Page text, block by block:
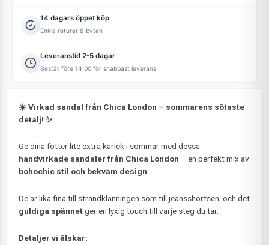
14 dagars öppet köp
Enkla returer & byten
Leveranstid 2-5 dagar
Beställ före 14:00 för snabbast leverans
☀️ Virkad sandal från Chica London – sommarens sötaste
detalj! ✨
Ge dina fötter lite extra kärlek i sommar med dessa
handvirkade sandaler från Chica London – en perfekt mix av
bohochic stil och bekväm design.
De är lika fina till strandklänningen som till jeansshortsen, och det
guldiga spännetger en lyxig touch till varje steg du tar.
Detaljer vi älskar: